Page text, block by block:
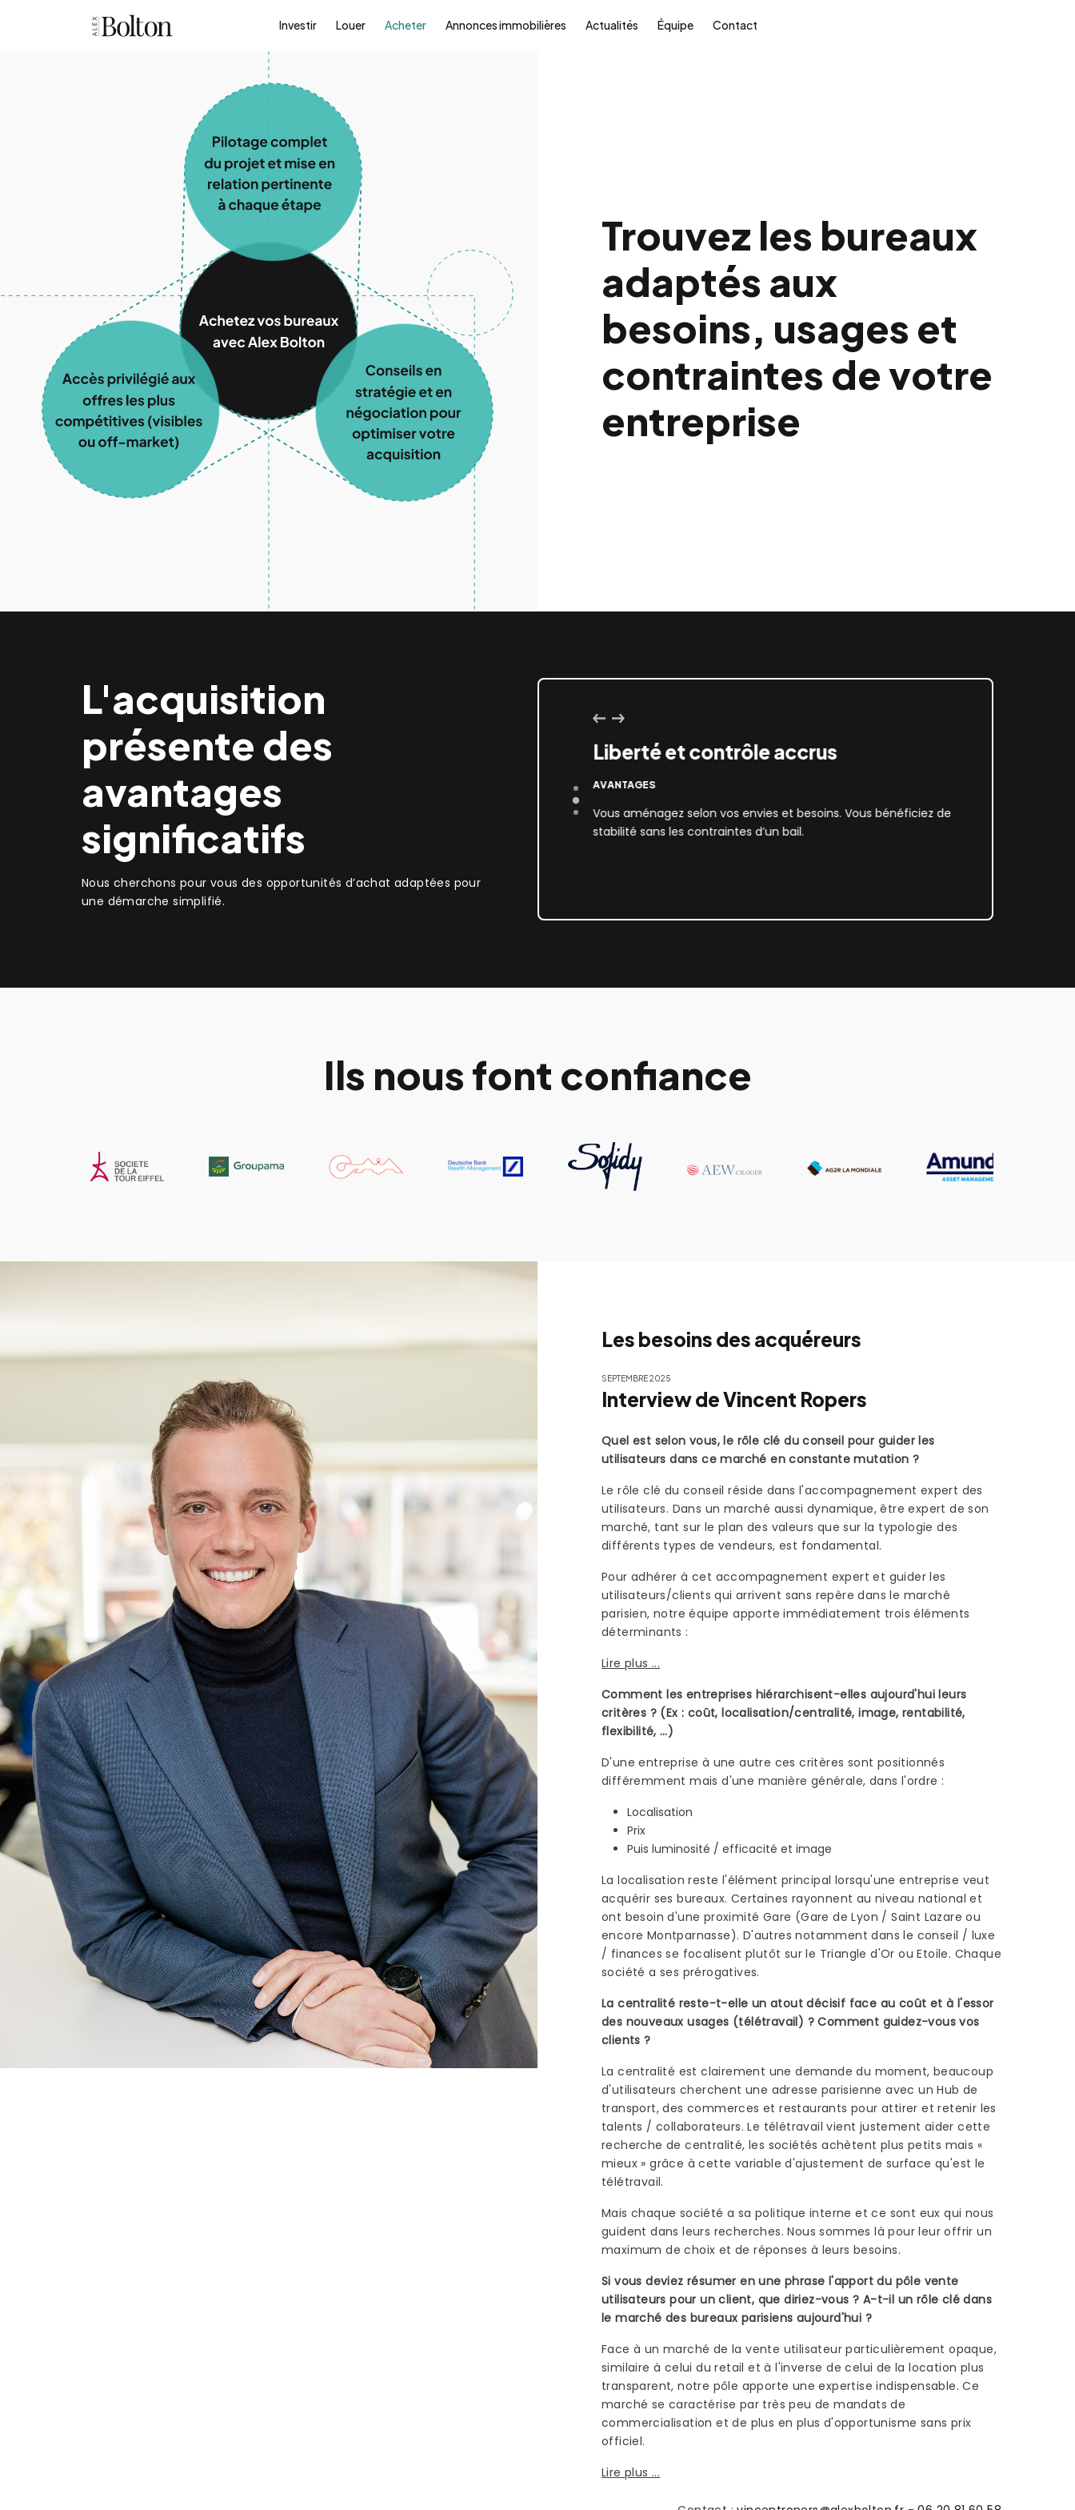
Investir Louer Acheter Annonces immobilières Actualités Équipe Contact
Trouvez les bureaux
adaptés aux
besoins, usages et
contraintes de votre
entreprise
L'acquisition
présente des
avantages
significatifs
Nous cherchons pour vous des opportunités d’achat adaptées pour
une démarche simplifié.
la valeur de
initial élevé, valorise
d'emprunt et octroie des
Financier
AVANTAGES
Construction d'un patrimoine immobilier, suppression des loyers
et valorisation du patrimoine sur le long terme.
Liberté et contrôle accrus
AVANTAGES
Vous aménagez selon vos envies et besoins. Vous bénéficiez de
stabilité sans les contraintes d’un bail.
Ils nous font confiance
Les besoins des acquéreurs
SEPTEMBRE 2025
Interview de Vincent Ropers
Quel est selon vous, le rôle clé du conseil pour guider les
utilisateurs dans ce marché en constante mutation ?
Le rôle clé du conseil réside dans l'accompagnement expert des
utilisateurs. Dans un marché aussi dynamique, être expert de son
marché, tant sur le plan des valeurs que sur la typologie des
différents types de vendeurs, est fondamental.
Pour adhérer à cet accompagnement expert et guider les
utilisateurs/clients qui arrivent sans repère dans le marché
parisien, notre équipe apporte immédiatement trois éléments
déterminants :
Lire plus ...
Comment les entreprises hiérarchisent-elles aujourd'hui leurs
critères ? (Ex : coût, localisation/centralité, image, rentabilité,
flexibilité, …)
D'une entreprise à une autre ces critères sont positionnés
différemment mais d'une manière générale, dans l'ordre :
Localisation
Prix
Puis luminosité / efficacité et image
La localisation reste l'élément principal lorsqu'une entreprise veut
acquérir ses bureaux. Certaines rayonnent au niveau national et
ont besoin d'une proximité Gare (Gare de Lyon / Saint Lazare ou
encore Montparnasse). D'autres notamment dans le conseil / luxe
/ finances se focalisent plutôt sur le Triangle d'Or ou Etoile. Chaque
société a ses prérogatives.
La centralité reste-t-elle un atout décisif face au coût et à l'essor
des nouveaux usages (télétravail) ? Comment guidez-vous vos
clients ?
La centralité est clairement une demande du moment, beaucoup
d'utilisateurs cherchent une adresse parisienne avec un Hub de
transport, des commerces et restaurants pour attirer et retenir les
talents / collaborateurs. Le télétravail vient justement aider cette
recherche de centralité, les sociétés achètent plus petits mais «
mieux » grâce à cette variable d'ajustement de surface qu'est le
télétravail.
Mais chaque société a sa politique interne et ce sont eux qui nous
guident dans leurs recherches. Nous sommes là pour leur offrir un
maximum de choix et de réponses à leurs besoins.
Si vous deviez résumer en une phrase l'apport du pôle vente
utilisateurs pour un client, que diriez-vous ? A-t-il un rôle clé dans
le marché des bureaux parisiens aujourd'hui ?
Face à un marché de la vente utilisateur particulièrement opaque,
similaire à celui du retail et à l'inverse de celui de la location plus
transparent, notre pôle apporte une expertise indispensable. Ce
marché se caractérise par très peu de mandats de
commercialisation et de plus en plus d'opportunisme sans prix
officiel.
Lire plus ...